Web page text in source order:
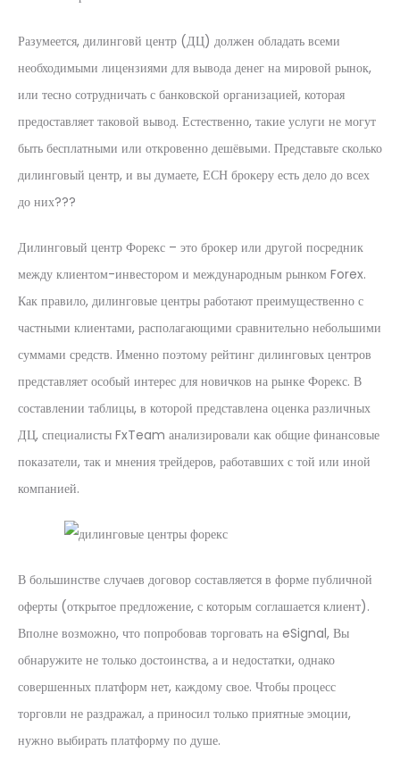
Разумеется, дилинговй центр (ДЦ) должен обладать всеми
необходимыми лицензиями для вывода денег на мировой рынок,
или тесно сотрудничать с банковской организацией, которая
предоставляет таковой вывод. Естественно, такие услуги не могут
быть бесплатными или откровенно дешёвыми. Представьте сколько
дилинговый центр, и вы думаете, ЕСН брокеру есть дело до всех
до них???
Дилинговый центр Форекс – это брокер или другой посредник
между клиентом-инвестором и международным рынком Forex.
Как правило, дилинговые центры работают преимущественно с
частными клиентами, располагающими сравнительно небольшими
суммами средств. Именно поэтому рейтинг дилинговых центров
представляет особый интерес для новичков на рынке Форекс. В
составлении таблицы, в которой представлена оценка различных
ДЦ, специалисты FxTeam анализировали как общие финансовые
показатели, так и мнения трейдеров, работавших с той или иной
компанией.
В большинстве случаев договор составляется в форме публичной
оферты (открытое предложение, с которым соглашается клиент).
Вполне возможно, что попробовав торговать на eSignal, Вы
обнаружите не только достоинства, а и недостатки, однако
совершенных платформ нет, каждому свое. Чтобы процесс
торговли не раздражал, а приносил только приятные эмоции,
нужно выбирать платформу по душе.